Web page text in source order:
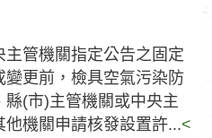
主管機關指定公告之固定
變更前，檢具空氣污染防
(市)主管機關或中央主
他機關申請核發設置許...<